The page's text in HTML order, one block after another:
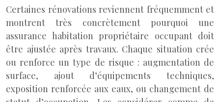
Certaines rénovations reviennent fréquemment et
montrent très concrètement pourquoi une
assurance habitation propriétaire occupant doit
être ajustée après travaux. Chaque situation crée
ou renforce un type de risque : augmentation de
surface, ajout d’équipements techniques,
exposition renforcée aux eaux, ou changement de